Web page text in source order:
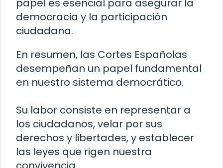
papel es esencial para asegurar la
democracia y la participación
ciudadana.
En resumen, las Cortes Españolas
desempeñan un papel fundamental
en nuestro sistema democrático.
Su labor consiste en representar a
los ciudadanos, velar por sus
derechos y libertades, y establecer
las leyes que rigen nuestra